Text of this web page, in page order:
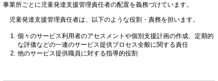
事業所ごとに児童発達支援管理責任者の配置を義務づけています。
児童発達支援管理責任者は、以下のような役割・責務を担います。
個々のサービス利用者のアセスメントや個別支援計画の作成、定期的
な評価などの一連のサービス提供プロセス全般に関する責任
他のサービス提供職員に対する指導的役割